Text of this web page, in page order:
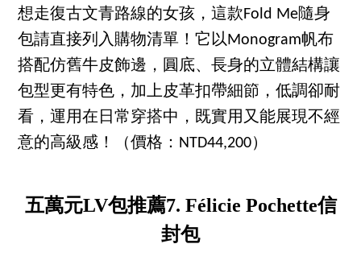
想走復古文青路線的女孩，這款Fold Me隨身
包請直接列入購物清單！它以Monogram帆布
搭配仿舊牛皮飾邊，圓底、長身的立體結構讓
包型更有特色，加上皮革扣帶細節，低調卻耐
看，運用在日常穿搭中，既實用又能展現不經
意的高級感！（價格：NTD44,200）
五萬元LV包推薦7. Félicie Pochette信
封包